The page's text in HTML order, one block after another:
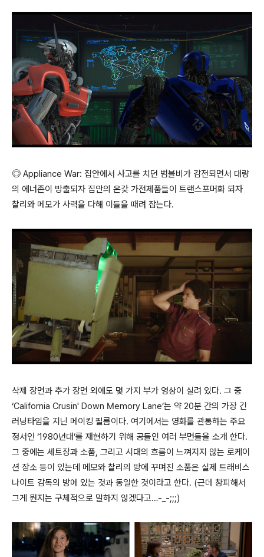
◎ Appliance War: 집안에서 사고를 치던 범블비가 감전되면서 대량
의 에너존이 방출되자 집안의 온갖 가전제품들이 트랜스포머화 되자
찰리와 메모가 사력을 다해 이들을 때려 잡는다.
삭제 장면과 추가 장면 외에도 몇 가지 부가 영상이 실려 있다. 그 중
‘California Crusin' Down Memory Lane’는 약 20분 간의 가장 긴
러닝타임을 지닌 메이킹 필름이다. 여기에서는 영화를 관통하는 주요
정서인 ‘1980년대’를 재현하기 위해 공들인 여러 부면들을 소개 한다.
그 중에는 세트장과 소품, 그리고 시대의 흐름이 느껴지지 않는 로케이
션 장소 등이 있는데 메모와 찰리의 방에 꾸며진 소품은 실제 트래비스
나이트 감독의 방에 있는 것과 동일한 것이라고 한다. (근데 창피해서
그게 뭔지는 구체적으로 말하지 않겠다고…-_-;;;)